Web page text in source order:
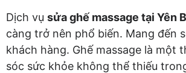
Dịch vụ sửa ghế massage tại Yên
càng trở nên phổ biến. Mang đến
khách hàng. Ghế massage là một
sóc sức khỏe không thể thiếu